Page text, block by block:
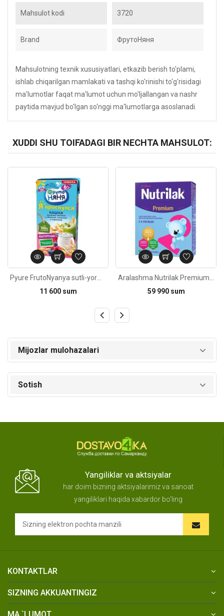
Mahsulot kodi 3720
Brand ФрутоНяня
Mahsulotning texnik xususiyatlari, etkazib berish to'plami,
ishlab chiqarilgan mamlakati va tashqi ko'rinishi to'g'risidagi
ma'lumotlar faqat ma'lumot uchun mo'ljallangan va nashr
paytida mavjud bo'lgan so'nggi ma'lumotlarga asoslanadi.
XUDDI SHU TOIFADAGI BIR NECHTA MAHSULOT:
11 600 sum
59 990 sum
Mijozlar mulohazalari
Sotish
Yangiliklar va aktsiyalar
har doim bizning aktsiyalarimiz va sanoat
yangiliklari haqida xabardor bo'ling
KONTAKTLAR
SIZNING AKKUANTINGIZ
MA `LUMOT